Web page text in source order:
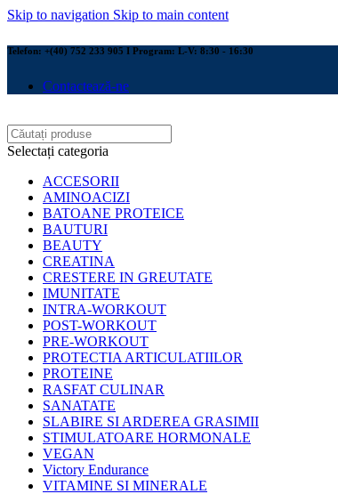
Skip to navigation Skip to main content
Telefon: +(40) 752 233 905 I Program: L-V: 8:30 - 16:30
Contactează-ne
Selectați categoria
ACCESORII
AMINOACIZI
BATOANE PROTEICE
BAUTURI
BEAUTY
CREATINA
CRESTERE IN GREUTATE
IMUNITATE
INTRA-WORKOUT
POST-WORKOUT
PRE-WORKOUT
PROTECTIA ARTICULATIILOR
PROTEINE
RASFAT CULINAR
SANATATE
SLABIRE SI ARDEREA GRASIMII
STIMULATOARE HORMONALE
VEGAN
Victory Endurance
VITAMINE SI MINERALE